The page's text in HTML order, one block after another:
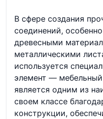
В сфере создания
соединений,
древесными
металлическими
используется
элемент —
является одним из
своем классе
конструкции,